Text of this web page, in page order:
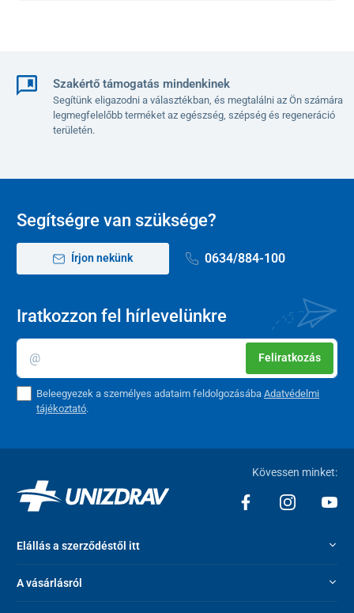
Szakértő támogatás mindenkinek
Segítünk eligazodni a választékban, és megtalálni az Ön számára
legmegfelelőbb terméket az egészség, szépség és regeneráció
területén.
Segítségre van szüksége?
Írjon nekünk 0634/884-100
Iratkozzon fel hírlevelünkre
Feliratkozás
Beleegyezek a személyes adataim feldolgozásábaAdatvédelmi
tájékoztató.
Kövessen minket:
Elállás a szerződéstől itt
A vásárlásról